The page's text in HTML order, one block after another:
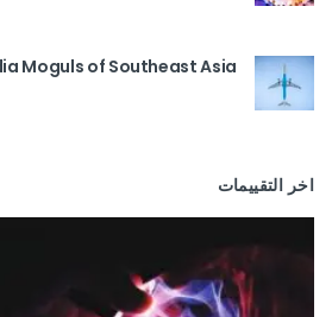
Moguls of Southeast Asia
اخر التقييمات